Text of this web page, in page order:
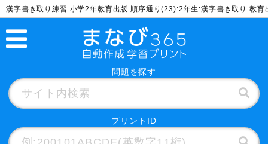
漢字書き取り練習 小学2年教育出版 順序通り(23):2年生:漢字書き取り 教
問題を探す
プリントID